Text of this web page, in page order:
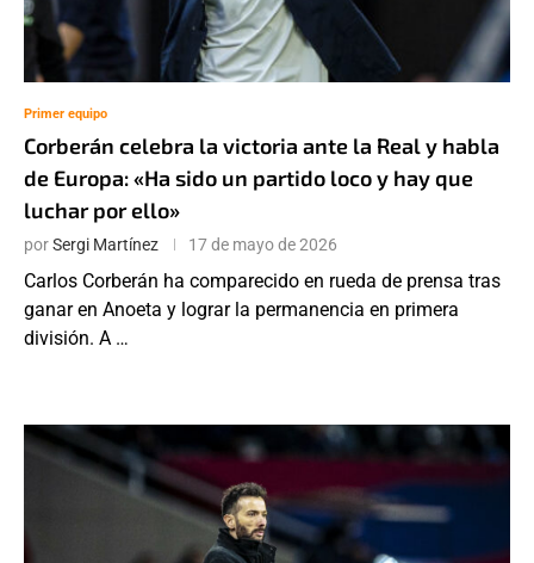
Primer equipo
Corberán celebra la victoria ante la Real y habla
de Europa: «Ha sido un partido loco y hay que
luchar por ello»
porSergi Martínez 17 de mayo de 2026
Carlos Corberán ha comparecido en rueda de prensa tras
ganar en Anoeta y lograr la permanencia en primera
división. A …